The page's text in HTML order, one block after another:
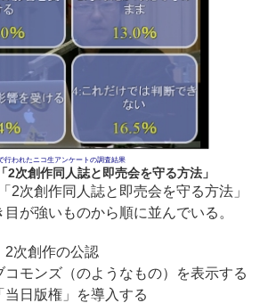
行われたニコ生アンケートの調査結果
2次創作同人誌と即売会を守る方法」
次創作同人誌と即売会を守る方法」
が強いものから順に並んでいる。
次創作の公認
モンズ（のようなもの）を表示する
日版権」を導入する